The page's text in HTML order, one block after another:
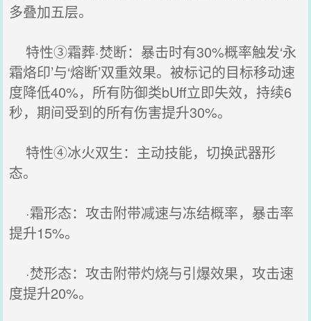
多叠加五层。
特性③霜葬·焚断：暴击时有30%概率触发‘永
霜烙印’与‘熔断’双重效果。被标记的目标移动速
度降低40%，所有防御类bUff立即失效，持续6
秒，期间受到的所有伤害提升30%。
特性④冰火双生：主动技能，切换武器形
态。
·霜形态：攻击附带减速与冻结概率，暴击率
提升15%。
·焚形态：攻击附带灼烧与引爆效果，攻击速
度提升20%。